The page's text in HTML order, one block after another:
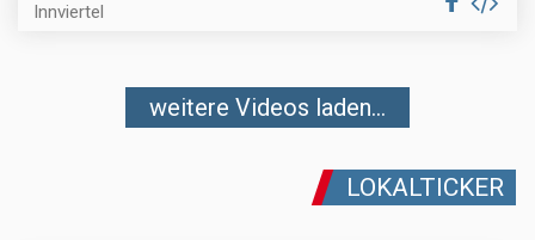
Innviertel
weitere Videos laden...
LOKALTICKER